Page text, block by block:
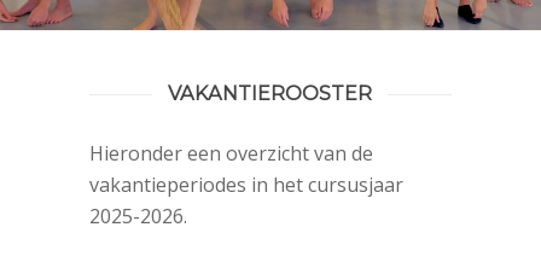
VAKANTIEROOSTER
Hieronder een overzicht van de
vakantieperiodes in het cursusjaar
2025-2026.